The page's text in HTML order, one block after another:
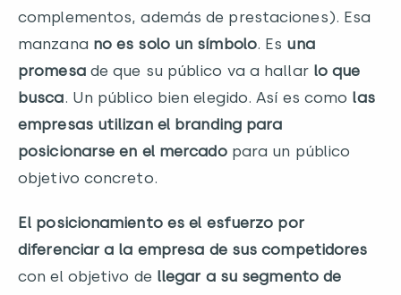
complementos, además de prestaciones). Esa
manzana no es solo un símbolo. Es una
promesade que su público va a hallar lo que
busca. Un público bien elegido. Así es como las
empresas utilizan el branding para
posicionarse en el mercadopara un público
objetivo concreto.
El posicionamiento es el esfuerzo por
diferenciar a la empresa de sus competidores
con el objetivo de llegar a su segmento de